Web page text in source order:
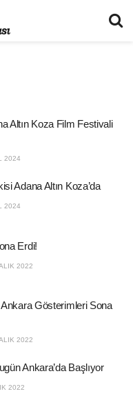
Altın Koza Film Festivali
2024
Adana Altın Koza’da
2024
Erdi!
2022
Gösterimleri Sona
2022
Ankara’da Başlıyor
2022